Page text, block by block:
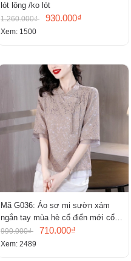
lót lông /ko lót
1.260.000₫ 930.000₫
Xem: 1500
Mã G036: Áo sơ mi sườn xám
ngắn tay mùa hè cổ điển mới cổ
đứng
990.000₫ 710.000₫
Xem: 2489